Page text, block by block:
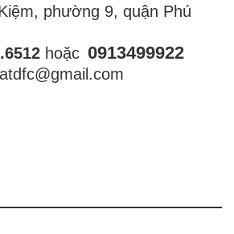
phường 9, quận Phú
hoặc 0913499922